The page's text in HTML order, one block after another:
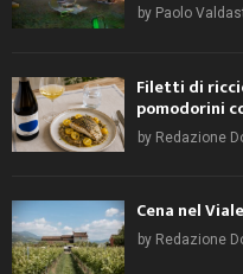
by Paolo
Filetti di
pomodorini
by Redazione
Cena nel
by Redazione